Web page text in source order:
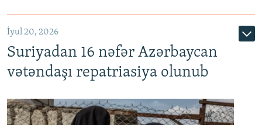
Auto
İyul 20, 2026
Suriyadan 16 nəfər Azərbaycan
vətəndaşı repatriasiya olunub